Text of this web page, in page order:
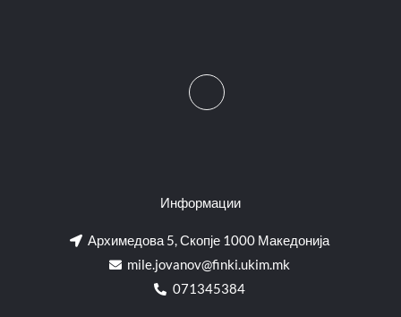
Информации
Архимедова 5, Скопје 1000 Македонија
mile.jovanov@finki.ukim.mk​
071345384